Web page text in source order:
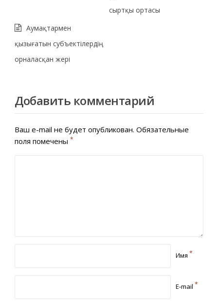
сыртқы ортасы
Аумақтармен
қызығатын субъектілердің
орналасқан жері
Добавить комментарий
Ваш e-mail не будет опубликован. Обязательные
поля помечены *
Имя *
E-mail *